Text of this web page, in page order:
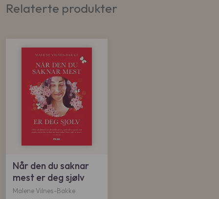
Relaterte produkter
Når den du saknar
mest er deg sjølv
Malene Vilnes-Bakke